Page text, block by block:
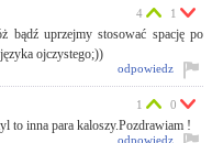
bądź uprzejmy stosować spację po
ojczystego;))
4 1
odpowiedz
to inna para kaloszy.Pozdrawiam !
1 0
odpowiedz